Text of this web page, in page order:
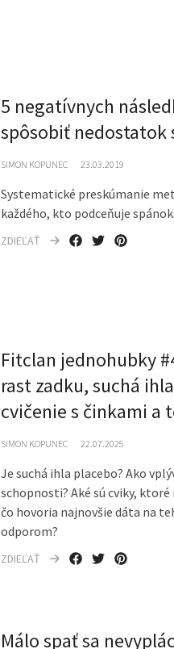
5 negatívnych
spôsobiť nedostatok
SIMON KOPUNEC 23.03.2019
Systematické preskúmanie
každého, kto podceňuje spánok.
ZDIEĽAŤ
Fitclan jednohubky
rast zadku, suchá
cvičenie s činkami a
SIMON KOPUNEC 22.07.2025
Je suchá ihla placebo? Ako
schopnosti? Aké sú cviky,
čo hovoria najnovšie dáta na
odporom?
ZDIEĽAŤ
Málo spať sa